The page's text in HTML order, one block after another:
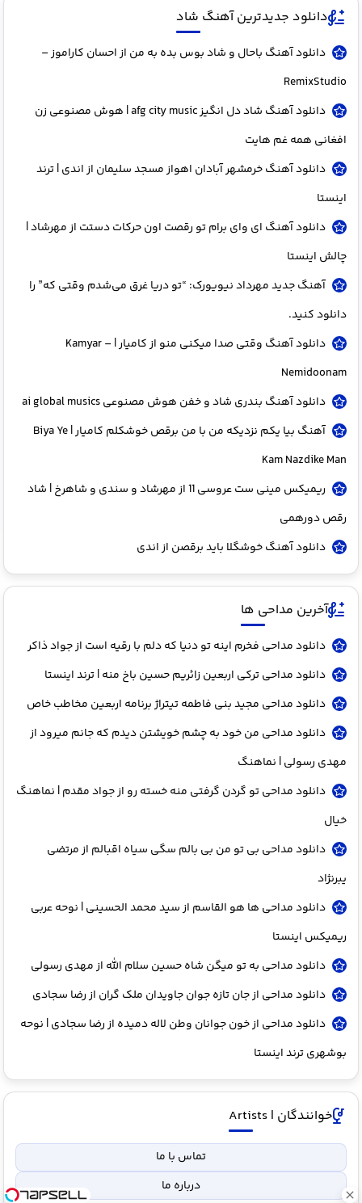
دانلود جدیدترین آهنگ شاد
دانلود آهنگ باحال و شاد بوس بده به من از احسان کاراموز –
RemixStudio
دانلود آهنگ شاد دل انگیز afg city music | هوش مصنوعی زن
افغانی همه غم هایت
دانلود آهنگ خرمشهر آبادان اهواز مسجد سلیمان از اندی | ترند
اینستا
دانلود آهنگ ای وای برام تو رقصت اون حرکات دستت از مهرشاد |
چالش اینستا
آهنگ جدید مهرداد نیویورک: “تو دریا غرق می‌شدم وقتی که” را
دانلود کنید.
دانلود آهنگ وقتی صدا میکنی منو از کامیار | Kamyar –
Nemidoonam
دانلود آهنگ بندری شاد و خفن هوش مصنوعی ai global musics
آهنگ بیا یکم نزدیکه من با من برقص خوشکلم کامیار | Biya Ye
Kam Nazdike Man
ریمیکس مینی ست عروسی 11 از مهرشاد و سندی و شاهرخ | شاد
رقص دورهمی
دانلود آهنگ خوشگلا باید برقصن از اندی
آخرین مداحی ها
دانلود مداحی فخرم اینه تو دنیا که دلم با رقیه است از جواد ذاکر
دانلود مداحی ترکی اربعین زائریم حسین باخ منه | ترند اینستا
دانلود مداحی مجید بنی فاطمه تیتراژ برنامه اربعین مخاطب خاص
دانلود مداحی من خود به چشم خویشتن دیدم که جانم میرود از
مهدی رسولی | نماهنگ
دانلود مداحی تو گردن گرفتی منه خسته رو از جواد مقدم | نماهنگ
خیال
دانلود مداحی بی تو من بی بالم سگی سیاه اقبالم از مرتضی
یبرنژاد
دانلود مداحی ها هو القاسم از سید محمد الحسینی | نوحه عربی
ریمیکس اینستا
دانلود مداحی به تو میگن شاه حسین سلام الله از مهدی رسولی
دانلود مداحی از جان تازه جوان جاویدان ملک گران از رضا سجادی
دانلود مداحی از خون جوانان وطن لاله دمیده از رضا سجادی | نوحه
بوشهری ترند اینستا
خوانندگان | Artists
تماس با ما
درباره ما